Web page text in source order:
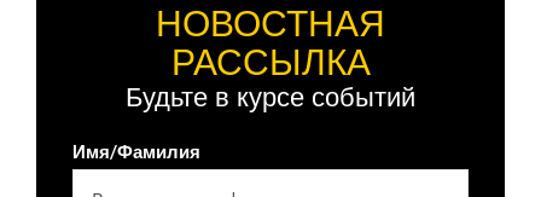
НОВОСТНАЯ
РАССЫЛКА
Будьте в курсе событий
Имя/Фамилия